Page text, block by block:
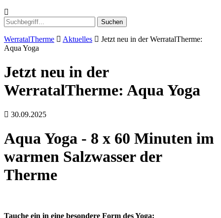
Suchen
WerratalTherme Aktuelles
Jetzt neu in der WerratalTherme:
Aqua Yoga
Jetzt neu in der
WerratalTherme: Aqua Yoga
30.09.2025
Aqua Yoga - 8 x 60 Minuten im
warmen Salzwasser der
Therme
Tauche ein in eine besondere Form des Yoga: